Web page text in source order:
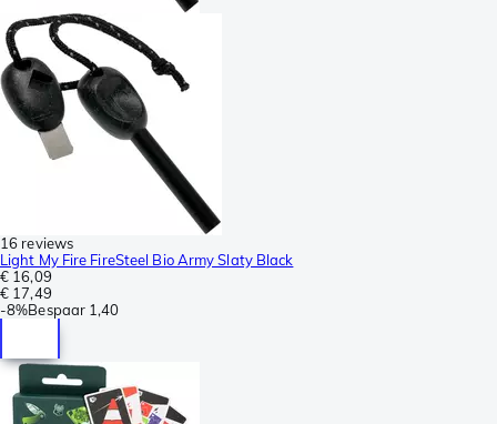
16 reviews
Light My Fire FireSteel Bio Army Slaty Black
€ 16,09
€ 17,49
-8%Bespaar 1,40